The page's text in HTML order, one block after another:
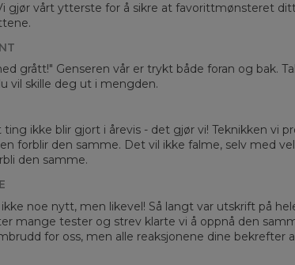
A - Length
67 68 69 70
B - Chest width
52
C - Sleeve length
gjør vårt ytterste for å sikre at favorittmønsteret
grått!" Genseren vår er trykt både foran og bak.
vil skille deg ut i mengden.
ikke blir gjort i årevis - det gjør vi! Teknikken vi
forblir den samme. Det vil ikke falme, selv med
den samme.
noe nytt, men likevel! Så langt var utskrift på
mange tester og strev klarte vi å oppnå den
for oss, men alle reaksjonene dine bekrefter